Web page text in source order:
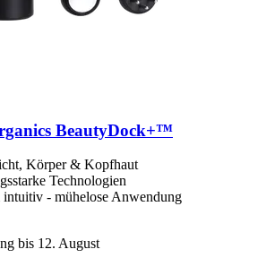
BeautyDock+™
Körper & Kopfhaut
Technologien
intuitiv - mühelose Anwendung
bis 12. August